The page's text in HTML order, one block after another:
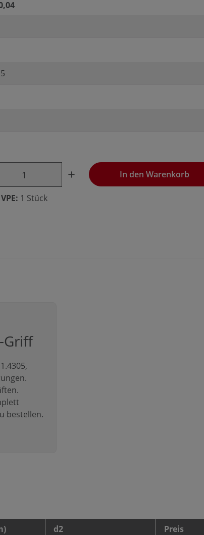
auswählen
Gib den gewünschten Wert ein oder
VPE: 1 Stück
In den Warenkorb
Griff
bestellen.
d2 Preis